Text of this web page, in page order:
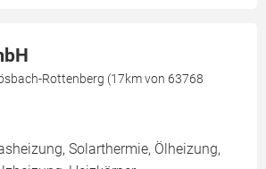
Rottenberg (17km von 63768
Solarthermie, Ölheizung,